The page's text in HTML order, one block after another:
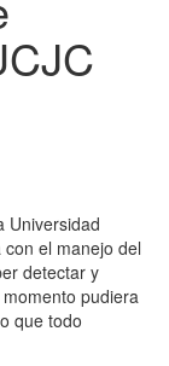
Universidad
el manejo del
detectar y
pudiera
que todo